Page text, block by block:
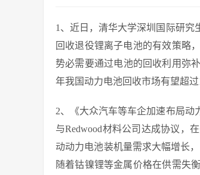
1、近日，清华大学深圳国际研
回收退役锂离子电池的有效策略
势必需要通过电池的回收利用弥
年我国动力电池回收市场有望超过
2、《大众汽车等车企加速布局动
与Redwood材料公司达成协议，
动动力电池装机量需求大幅增长
随着钴镍锂等金属价格在供需失